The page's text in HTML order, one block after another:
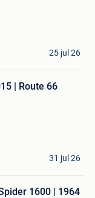
25 jul 26
| Route 66
31 jul 26
1600 | 1964